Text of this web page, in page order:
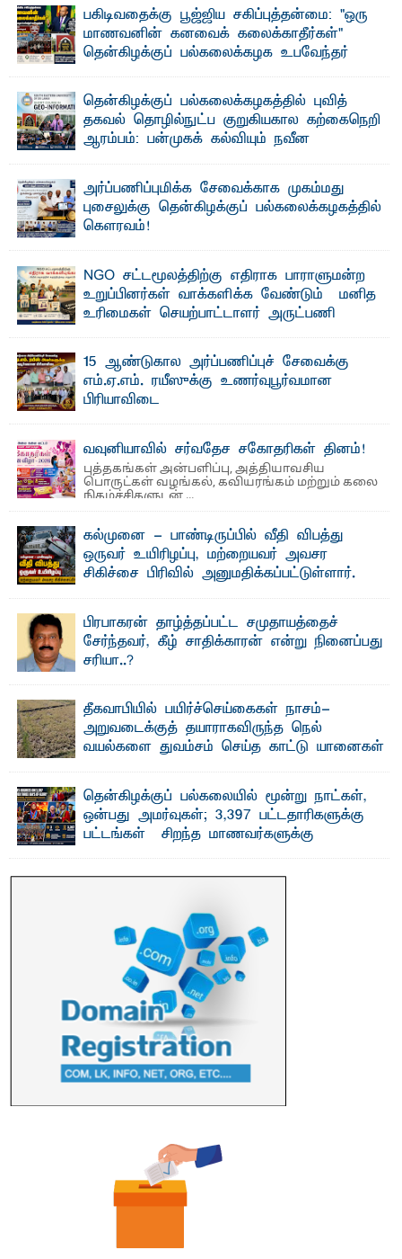
பகிடிவதைக்கு பூஜ்ஜிய சகிப்புத்தன்மை: "ஒரு
மாணவனின் கனவைக் கலைக்காதீர்கள்" –
தென்கிழக்குப் பல்கலைக்கழக உபவேந்தர்
"ஒ ரு மாணவனின் அல்லது மாணவியின் கனவு என்னால்
கலைக்கப்படாது" என்ற உறுதியை ஒவ்வொரு மாணவரும் ...
தென்கிழக்குப் பல்கலைக்கழகத்தில் புவித்
தகவல் தொழில்நுட்ப குறுகியகால கற்கைநெறி
ஆரம்பம்: பன்முகக் கல்வியும் நவீன
பேராசிரியர் எம். எம். பாஸில்
தெ ன்கிழக்குப் பல்கலைக்கழகத்தின் கலை மற்றும் கலாசார
பீடத்தின் புவியியல் துறையினால் ...
அர்ப்பணிப்புமிக்க சேவைக்காக முகம்மது
புசைலுக்கு தென்கிழக்குப் பல்கலைக்கழகத்தில்
கௌரவம்!
NGO சட்டமூலத்திற்கு எதிராக பாராளுமன்ற
உறுப்பினர்கள் வாக்களிக்க வேண்டும் – மனித
உரிமைகள் செயற்பாட்டாளர் அருட்பணி
ஜே. எப். காமிலா பேகம்- இ லங்கை அரசாங்கம் அரசுசாரா
அமைப்புகள் (NGO) தொடர்பான புதிய சட்டமூலத்தை ...
15 ஆண்டுகால அர்ப்பணிப்புச் சேவைக்கு
எம்.ஏ.எம். ரயீஸுக்கு உணர்வுபூர்வமான
பிரியாவிடை
வவுனியாவில் சர்வதேச சகோதரிகள் தினம்!
புத்தகங்கள் அன்பளிப்பு, அத்தியாவசிய
பொருட்கள் வழங்கல், கவியரங்கம் மற்றும் கலை
நிகழ்ச்சிகளுடன் ...
கல்முனை - பாண்டிருப்பில் வீதி விபத்து
ஒருவர் உயிரிழப்பு, மற்றையவர் அவசர
சிகிச்சை பிரிவில் அனுமதிக்கப்பட்டுள்ளார்.
பாண்டிருப்பு ...பிரபாகரன் தாழ்த்தப்பட்ட சமுதாயத்தைச்
சேர்ந்தவர், கீழ் சாதிக்காரன் என்று நினைப்பது
சரியா..?
தீகவாபியில் பயிர்ச்செய்கைகள் நாசம்-
அறுவடைக்குத் தயாராகவிருந்த நெல்
வயல்களை துவம்சம் செய்த காட்டு யானைகள்
காணப்பட்ட பல ...தென்கிழக்குப் பல்கலையில் மூன்று நாட்கள்,
ஒன்பது அமர்வுகள்; 3,397 பட்டதாரிகளுக்கு
பட்டங்கள் – சிறந்த மாணவர்களுக்கு
மற்றும் சிறப்புப் பரிசுகள்